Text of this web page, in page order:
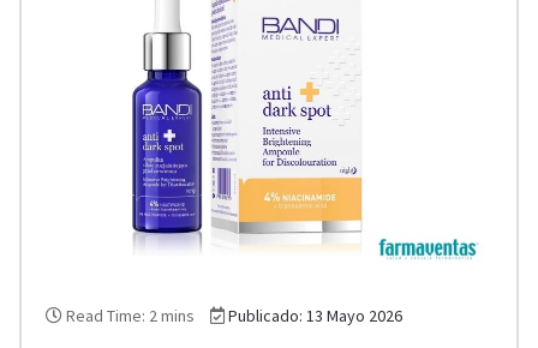
Read Time: 2 mins Publicado: 13 Mayo 2026